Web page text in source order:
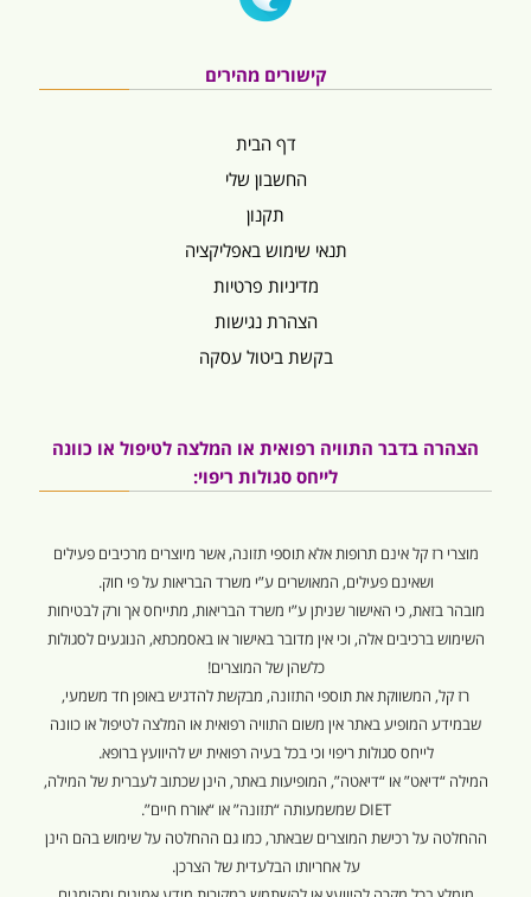
קישורים מהירים
דף הבית
החשבון שלי
תקנון
תנאי שימוש באפליקציה
מדיניות פרטיות
הצהרת נגישות
בקשת ביטול עסקה
הצהרה בדבר התוויה רפואית או המלצה לטיפול או כוונה
לייחס סגולות ריפוי:
מוצרי רז קל אינם תרופות אלא תוספי תזונה, אשר מיוצרים מרכיבים פעילים
ושאינם פעילים, המאושרים ע”י משרד הבריאות על פי חוק.
מובהר בזאת, כי האישור שניתן ע”י משרד הבריאות, מתייחס אך ורק לבטיחות
השימוש ברכיבים אלה, וכי אין מדובר באישור או באסמכתא, הנוגעים לסגולות
כלשהן של המוצרים!
רז קל, המשווקת את תוספי התזונה, מבקשת להדגיש באופן חד משמעי,
שבמידע המופיע באתר אין משום התוויה רפואית או המלצה לטיפול או כוונה
לייחס סגולות ריפוי וכי בכל בעיה רפואית יש להיוועץ ברופא.
המילה “דיאט” או “דיאטה”, המופיעות באתר, הינן שכתוב לעברית של המילה,
DIET שמשמעותה “תזונה” או “אורח חיים”.
ההחלטה על רכישת המוצרים שבאתר, כמו גם ההחלטה על שימוש בהם הינן
על אחריותו הבלעדית של הצרכן.